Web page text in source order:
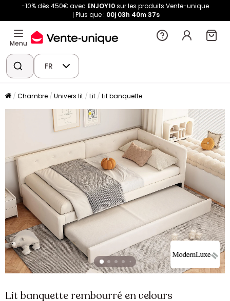
-10% dès 450€ avec ENJOY10sur les produits Vente-unique
Plus que : 00j 03h 40m 37s
Menu
FR
Chambre Univers lit Lit Lit banquette
Lit banquette rembourré en velours